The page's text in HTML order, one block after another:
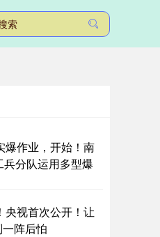
爆作业，开始！南
分队运用多型爆
央视首次公开！让
阵后怕